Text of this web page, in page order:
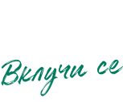
Вклучи се